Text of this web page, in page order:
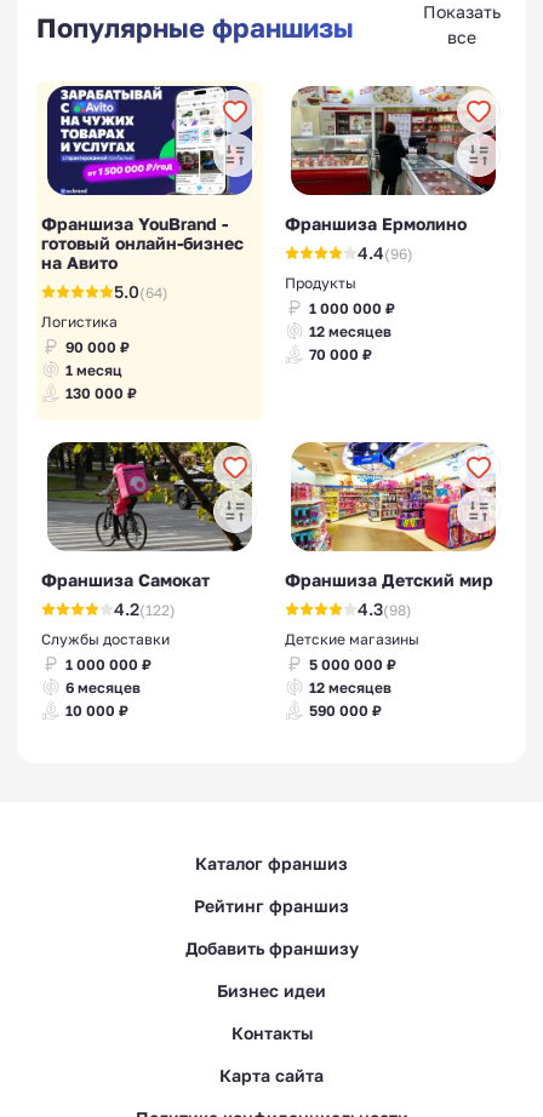
Популярные франшизы
Показать
все
Франшиза YouBrand -
готовый онлайн-бизнес
на Авито
5.0(64)
Логистика
90 000 ₽
1 месяц
130 000 ₽
Франшиза Ермолино
4.4(96)
Продукты
1 000 000 ₽
12 месяцев
70 000 ₽
Франшиза Самокат
4.2(122)
Службы доставки
1 000 000 ₽
6 месяцев
10 000 ₽
Франшиза Детский мир
4.3(98)
Детские магазины
5 000 000 ₽
12 месяцев
590 000 ₽
Каталог франшиз
Рейтинг франшиз
Добавить франшизу
Бизнес идеи
Контакты
Карта сайта